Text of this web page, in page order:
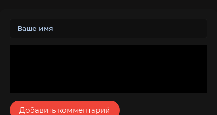
Добавить комментарий